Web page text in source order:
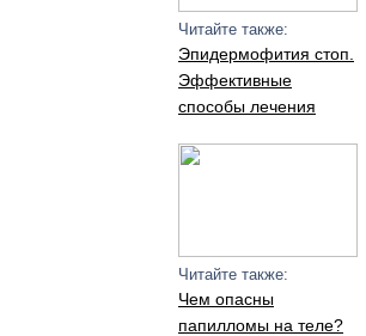
Читайте также:
Эпидермофития стоп.
Эффективные
способы лечения
Читайте также:
Чем опасны
папилломы на теле?